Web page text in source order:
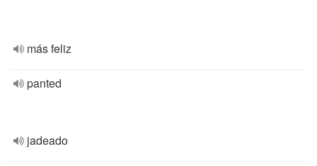
más feliz
panted
jadeado